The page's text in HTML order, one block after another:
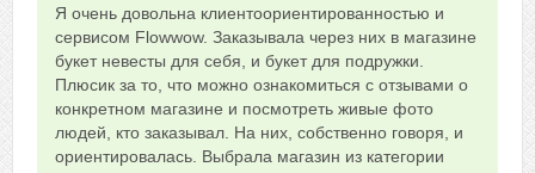
0
Сказать друзьям об отзыве
Я очень довольна клиентоориентированностью и
сервисом Flowwow. Заказывала через них в магазине
букет невесты для себя, и букет для подружки.
Плюсик за то, что можно ознакомиться с отзывами о
конкретном магазине и посмотреть живые фото
людей, кто заказывал. На них, собственно говоря, и
ориентировалась. Выбрала магазин из категории